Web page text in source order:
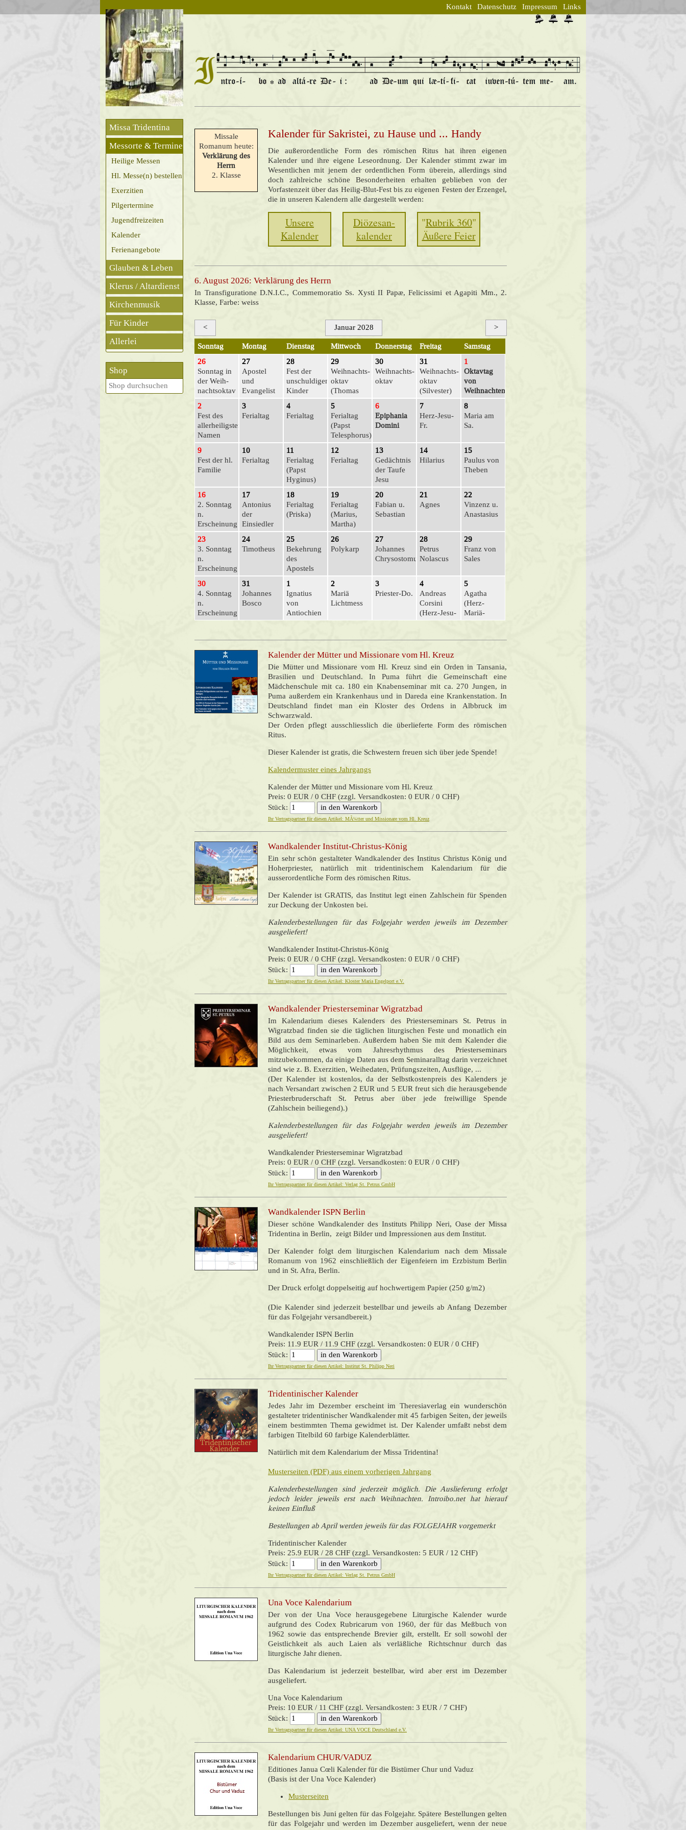
Kontakt Datenschutz Impressum Links
Missa Tridentina
Messorte & Termine
Heilige Messen
Hl. Messe(n) bestellen
Exerzitien
Pilgertermine
Jugendfreizeiten
Kalender
Ferienangebote
Glauben & Leben
Klerus / Altardienst
Kirchenmusik
Für Kinder
Allerlei
Shop
Missale
Romanum heute:
Verklärung des
Herrn
2. Klasse
Kalender für Sakristei, zu Hause und ... Handy
Die außerordentliche Form des römischen Ritus hat ihren eigenen
Kalender und ihre eigene Leseordnung. Der Kalender stimmt zwar im
Wesentlichen mit jenem der ordentlichen Form überein, allerdings sind
doch zahlreiche schöne Besonderheiten erhalten geblieben von der
Vorfastenzeit über das Heilig-Blut-Fest bis zu eigenen Festen der Erzengel,
die in unseren Kalendern alle dargestellt werden:
Unsere
Kalender
Diözesan-
kalender
"Rubrik 360"
Äußere Feier
6. August 2026: Verklärung des Herrn
In Transfiguratione D.N.I.C., Commemoratio Ss. Xysti II Papæ, Felicissimi et Agapiti Mm., 2.
Klasse, Farbe: weiss
< >
Januar 2028
Sonntag Montag Dienstag Mittwoch Donnerstag Freitag
Samstag
26
Sonntag in
der Weih­
nachts­oktav
27
Apostel
und
Evangelist
Johannes
28
Fest der
unschuldigen
Kinder
29
Weihnachts­
oktav
(Thomas
Becket)
30
Weihnachts­
oktav
31
Weihnachts­
oktav
(Silvester)
1
Oktavtag
von
Weihnachten
2
Fest des
allerheiligsten
Namen
Jesu
3
Ferialtag
4
Ferialtag
5
Ferialtag
(Papst
Telesphorus)
6
Epiphania
Domini
7
Herz-Jesu-
Fr.
8
Maria am
Sa.
9
Fest der hl.
Familie
10
Ferialtag
11
Ferialtag
(Papst
Hyginus)
12
Ferialtag
13
Gedächtnis
der Taufe
Jesu
14
Hilarius
15
Paulus von
Theben
16
2. Sonntag
n.
Erscheinung
17
Antonius
der
Einsiedler
18
Ferialtag
(Priska)
19
Ferialtag
(Marius,
Martha)
20
Fabian u.
Sebastian
21
Agnes
22
Vinzenz u.
Anastasius
23
3. Sonntag
n.
Erscheinung
24
Timotheus
25
Bekehrung
des
Apostels
Paulus
26
Polykarp
27
Johannes
Chrysostomus
28
Petrus
Nolascus
29
Franz von
Sales
30
4. Sonntag
n.
Erscheinung
31
Johannes
Bosco
1
Ignatius
von
Antiochien
2
Mariä
Lichtmess
3
Prie­ster-Do.
4
Andreas
Corsini
(Herz-Jesu-
Fr.)
5
Agatha
(Herz-
Mariä-
Sühne-Sa.)
Kalender der Mütter und Missionare vom Hl. Kreuz
Die Mütter und Missionare vom Hl. Kreuz sind ein Orden in Tansania,
Brasilien und Deutschland. In Puma führt die Gemeinschaft eine
Mädchenschule mit ca. 180 ein Knabenseminar mit ca. 270 Jungen, in
Puma außerdem ein Krankenhaus und in Dareda eine Krankenstation. In
Deutschland findet man ein Kloster des Ordens in Albbruck im
Schwarzwald.
Der Orden pflegt ausschliesslich die überlieferte Form des römischen
Ritus.
Dieser Kalender ist gratis, die Schwestern freuen sich über jede Spende!
Kalendermuster eines Jahrgangs
Kalender der Mütter und Missionare vom Hl. Kreuz
Preis: 0 EUR / 0 CHF (zzgl. Versandkosten: 0 EUR / 0 CHF)
Stück:
Ihr Vertragspartner für diesen Artikel: MÃ¼tter und Missionare vom Hl. Kreuz
Wandkalender Institut-Christus-König
Ein sehr schön gestalteter Wandkalender des Institus Christus König und
Hoherpriester, natürlich mit tridentinischem Kalendarium für die
ausserordentliche Form des römischen Ritus.
Der Kalender ist GRATIS, das Institut legt einen Zahlschein für Spenden
zur Deckung der Unkosten bei.
Kalenderbestellungen für das Folgejahr werden jeweils im Dezember
ausgeliefert!
Wandkalender Institut-Christus-König
Preis: 0 EUR / 0 CHF (zzgl. Versandkosten: 0 EUR / 0 CHF)
Stück:
Ihr Vertragspartner für diesen Artikel: Kloster Maria Engelport e.V.
Wandkalender Priesterseminar Wigratzbad
Im Kalendarium dieses Kalenders des Priesterseminars St. Petrus in
Wigratzbad finden sie die täglichen liturgischen Feste und monatlich ein
Bild aus dem Seminarleben. Außerdem haben Sie mit dem Kalender die
Möglichkeit, etwas vom Jahresrhythmus des Priesterseminars
mitzubekommen, da einige Daten aus dem Seminaralltag darin verzeichnet
sind wie z. B. Exerzitien, Weihedaten, Prüfungszeiten, Ausflüge, ...
(Der Kalender ist kostenlos, da der Selbstkostenpreis des Kalenders je
nach Versandart zwischen 2 EUR und 5 EUR freut sich die herausgebende
Priesterbruderschaft St. Petrus aber über jede freiwillige Spende
(Zahlschein beiliegend).)
Kalenderbestellungen für das Folgejahr werden jeweils im Dezember
ausgeliefert!
Wandkalender Priesterseminar Wigratzbad
Preis: 0 EUR / 0 CHF (zzgl. Versandkosten: 0 EUR / 0 CHF)
Stück:
Ihr Vertragspartner für diesen Artikel: Verlag St. Petrus GmbH
Wandkalender ISPN Berlin
Dieser schöne Wandkalender des Instituts Philipp Neri, Oase der Missa
Tridentina in Berlin, zeigt Bilder und Impressionen aus dem Institut.
Der Kalender folgt dem liturgischen Kalendarium nach dem Missale
Romanum von 1962 einschließlich der Eigenfeiern im Erzbistum Berlin
und in St. Afra, Berlin.
Der Druck erfolgt doppelseitig auf hochwertigem Papier (250 g/m2)
(Die Kalender sind jederzeit bestellbar und jeweils ab Anfang Dezember
für das Folgejahr versandbereit.)
Wandkalender ISPN Berlin
Preis: 11.9 EUR / 11.9 CHF (zzgl. Versandkosten: 0 EUR / 0 CHF)
Stück:
Ihr Vertragspartner für diesen Artikel: Institut St. Philipp Neri
Tridentinischer Kalender
Jedes Jahr im Dezember erscheint im Theresiaverlag ein wunderschön
gestalteter tridentinischer Wandkalender mit 45 farbigen Seiten, der jeweils
einem bestimmten Thema gewidmet ist. Der Kalender umfaßt nebst dem
farbigen Titelbild 60 farbige Kalenderblätter.
Natürlich mit dem Kalendarium der Missa Tridentina!
Musterseiten (PDF) aus einem vorherigen Jahrgang
Kalenderbestellungen sind jederzeit möglich. Die Auslieferung erfolgt
jedoch leider jeweils erst nach Weihnachten. Introibo.net hat hierauf
keinen Einfluß
Bestellungen ab April werden jeweils für das FOLGEJAHR vorgemerkt
Tridentinischer Kalender
Preis: 25.9 EUR / 28 CHF (zzgl. Versandkosten: 5 EUR / 12 CHF)
Stück:
Ihr Vertragspartner für diesen Artikel: Verlag St. Petrus GmbH
Una Voce Kalendarium
Der von der Una Voce herausgegebene Liturgische Kalender wurde
aufgrund des Codex Rubricarum von 1960, der für das Meßbuch von
1962 sowie das entsprechende Brevier gilt, erstellt. Er soll sowohl der
Geistlichkeit als auch Laien als verläßliche Richtschnur durch das
liturgische Jahr dienen.
Das Kalendarium ist jederzeit bestellbar, wird aber erst im Dezember
ausgeliefert.
Una Voce Kalendarium
Preis: 10 EUR / 11 CHF (zzgl. Versandkosten: 3 EUR / 7 CHF)
Stück:
Ihr Vertragspartner für diesen Artikel: UNA VOCE Deutschland e.V.
Kalendarium CHUR/VADUZ
Editiones Janua Cœli Kalender für die Bistümer Chur und Vaduz
(Basis ist der Una Voce Kalender)
Musterseiten
Bestellungen bis Juni gelten für das Folgejahr. Spätere Bestellungen gelten
für das Folgejahr und werden im Dezember ausgeliefert, wenn der neue